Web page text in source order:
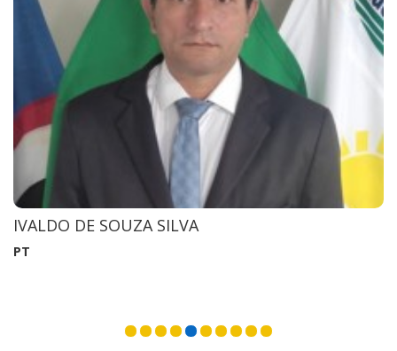
IVALDO DE SOUZA SILVA
PT